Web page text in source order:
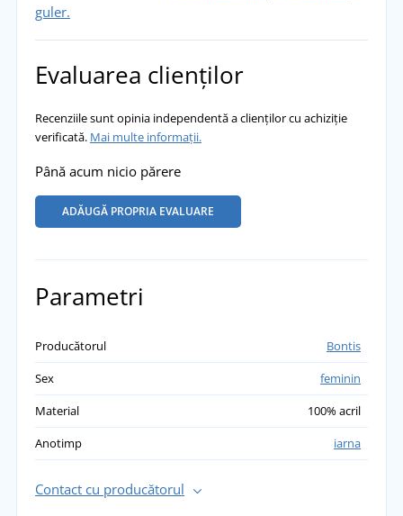
guler.
Evaluarea clienților
Recenziile sunt opinia independentă a clienților cu achiziție
verificată. Mai multe informații.
Până acum nicio părere
ADĂUGĂ PROPRIA EVALUARE
Parametri
Producătorul
Bontis
Sex
feminin
Material
100% acril
Anotimp
iarna
Contact cu producătorul